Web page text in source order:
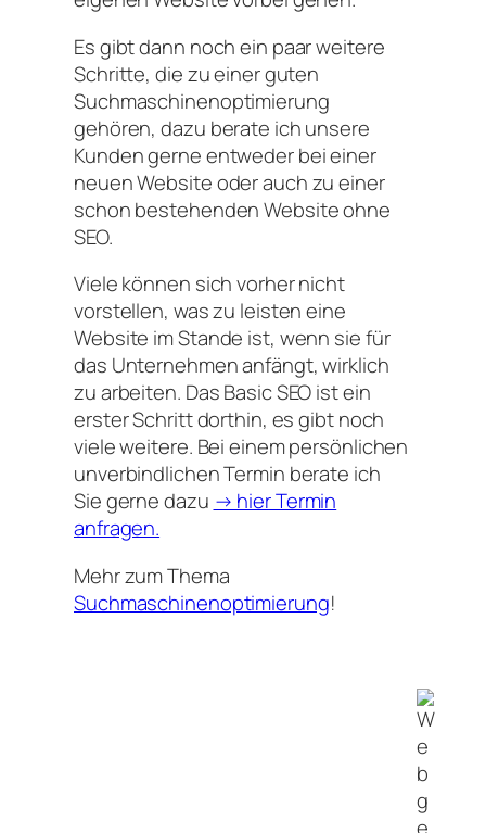
Es gibt dann noch ein paar weitere
Schritte, die zu einer guten
Suchmaschinenoptimierung
gehören, dazu berate ich unsere
Kunden gerne entweder bei einer
neuen Website oder auch zu einer
schon bestehenden Website ohne
SEO.
Viele können sich vorher nicht
vorstellen, was zu leisten eine
Website im Stande ist, wenn sie für
das Unternehmen anfängt, wirklich
zu arbeiten. Das Basic SEO ist ein
erster Schritt dorthin, es gibt noch
viele weitere. Bei einem persönlichen
unverbindlichen Termin berate ich
Sie gerne dazu → hier Termin
anfragen.
Mehr zum Thema
Suchmaschinenoptimierung!